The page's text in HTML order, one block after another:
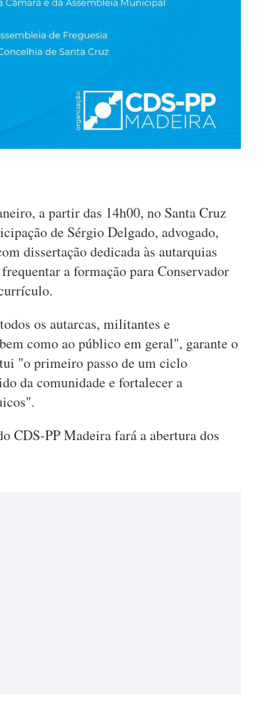
a partir das 14h00, no Santa Cruz
de Sérgio Delgado, advogado,
dissertação dedicada às autarquias
a formação para Conservador
os autarcas, militantes e
como ao público em geral", garante o
"o primeiro passo de um ciclo
da comunidade e fortalecer a
CDS-PP Madeira fará a abertura dos